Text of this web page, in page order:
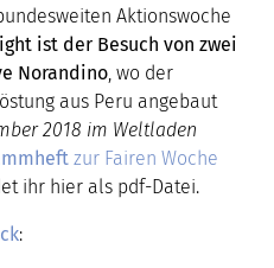
Aktionswoche
ist der Besuch von zwei
Norandino, wo der
aus Peru angebaut
2018 im Weltladen
zur Fairen Woche
ihr hier als pdf-Datei.
: